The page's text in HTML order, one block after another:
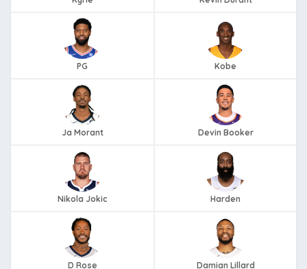
PG Kobe
Ja Morant Devin Booker
Nikola Jokic Harden
D Rose Damian Lillard